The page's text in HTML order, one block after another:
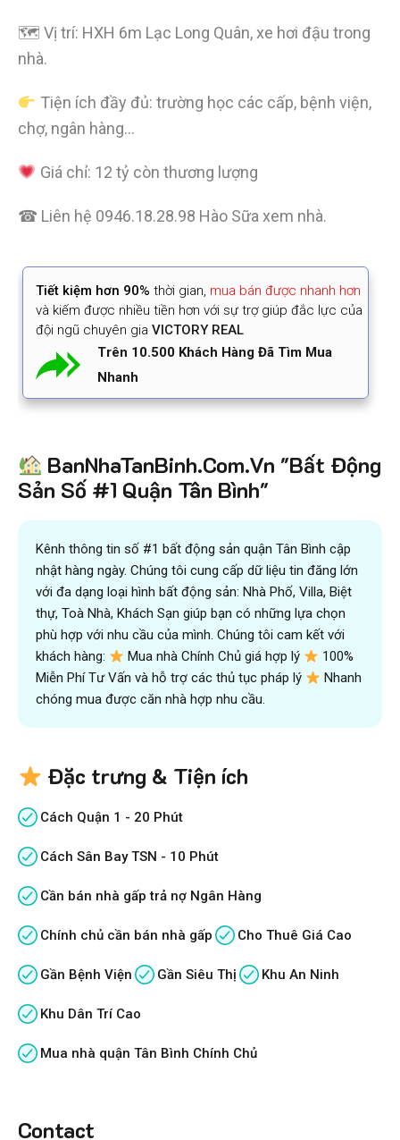
🗺 Vị trí: HXH 6m Lạc Long Quân, xe hơi đậu trong
nhà.
Tiện ích đầy đủ: trường học các cấp, bệnh viện,
chợ, ngân hàng…
Giá chỉ: 12 tỷ còn thương lượng
☎ Liên hệ 0946.18.28.98 Hào Sữa xem nhà.
Tiết kiệm hơn 90% thời gian, mua bán được nhanh hơn
và kiếm được nhiều tiền hơn với sự trợ giúp đắc lực của
đội ngũ chuyên gia VICTORY REAL
Trên 10.500 Khách Hàng Đã Tìm Mua
Nhanh
BanNhaTanBinh.Com.Vn "Bất Động
Sản Số #1 Quận Tân Bình"
Kênh thông tin số #1 bất động sản quận Tân Bình cập
nhật hàng ngày. Chúng tôi cung cấp dữ liệu tin đăng lớn
với đa dạng loại hình bất động sản: Nhà Phố, Villa, Biệt
thự, Toà Nhà, Khách Sạn giúp bạn có những lựa chọn
phù hợp với nhu cầu của mình. Chúng tôi cam kết với
khách hàng:
Mua nhà Chính Chủ giá hợp lý
100%
Miễn Phí Tư Vấn và hỗ trợ các thủ tục pháp lý
Nhanh
chóng mua được căn nhà hợp nhu cầu.
Đặc trưng & Tiện ích
Cách Quận 1 - 20 Phút
Cách Sân Bay TSN - 10 Phút
Cần bán nhà gấp trả nợ Ngân Hàng
Chính chủ cần bán nhà gấp Cho Thuê Giá Cao
Gần Bệnh Viện Gần Siêu Thị Khu An Ninh
Khu Dân Trí Cao
Mua nhà quận Tân Bình Chính Chủ
Contact